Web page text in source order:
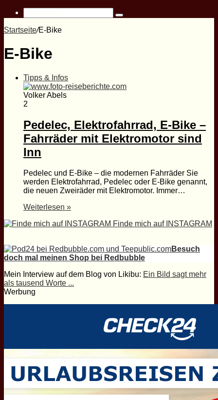
Suche
Startseite/E-Bike
E-Bike
Tipps & Infos
Volker Abels
2
Pedelec, Elektrofahrrad, E-Bike –
Fahrräder mit Elektromotor sind
Inn
Pedelec und E-Bike – die modernen Fahrräder Sie
werden Elektrofahrrad, Pedelec oder E-Bike genannt,
die neuen Zweiräder mit Elektromotor. Immer…
Weiterlesen »
Finde mich auf INSTAGRAM
Besuch
doch mal meinen Shop bei Redbubble
Mein Interview auf dem Blog von Likibu: Ein Bild sagt mehr
als tausend Worte ...
Werbung